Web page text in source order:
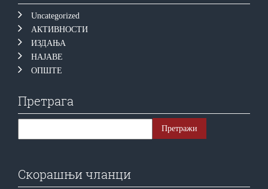
Uncategorized
АКТИВНОСТИ
ИЗДАЊА
НАЈАВЕ
ОПШТЕ
Претрага
Скорашњи чланци